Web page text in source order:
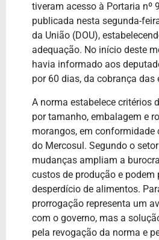
tiveram acesso à Portaria nº
publicada nesta segunda-
da União (DOU),
adequação. No início deste
havia informado aos
por 60 dias, da cobrança das
A norma estabelece critérios
por tamanho, embalagem e
morangos, em conformidade
do Mercosul. Segundo o
mudanças ampliam a
custos de produção e podem
desperdício de alimentos.
prorrogação representa um
com o governo, mas a
pela revogação da norma e